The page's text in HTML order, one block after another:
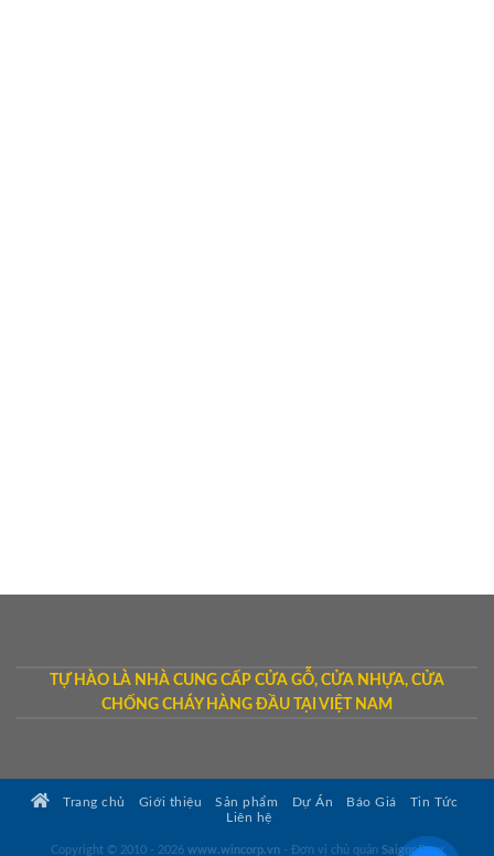
TỰ HÀO LÀ NHÀ CUNG CẤP CỬA GỖ, CỬA NHỰA, CỬA
CHỐNG CHÁY HÀNG ĐẦU TẠI VIỆT NAM
Trang chủ Giới thiệu Sản phẩm Dự Án Báo Giá
Tin Tức
Liên hệ
Copyright © 2010 - 2026 www.wincorp.vn- Đơn vị chủ quản SaigonDoor